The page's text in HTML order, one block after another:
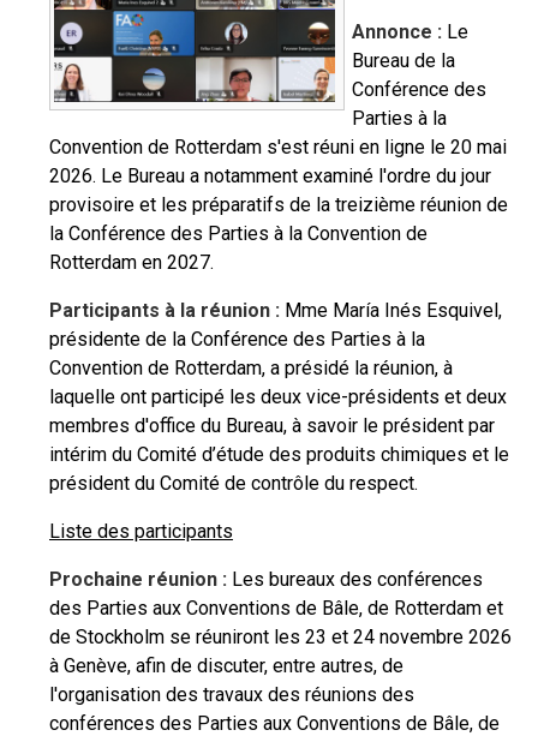
Annonce : Le
Bureau de la
Conférence des
Parties à la
Convention de Rotterdam s'est réuni en ligne le 20 mai
2026. Le Bureau a notamment examiné l'ordre du jour
provisoire et les préparatifs de la treizième réunion de
la Conférence des Parties à la Convention de
Rotterdam en 2027.
Participants à la réunion : Mme María Inés Esquivel,
présidente de la Conférence des Parties à la
Convention de Rotterdam, a présidé la réunion, à
laquelle ont participé les deux vice-présidents et deux
membres d'office du Bureau, à savoir le président par
intérim du Comité d’étude des produits chimiques et le
président du Comité de contrôle du respect.
Liste des participants
Prochaine réunion : Les bureaux des conférences
des Parties aux Conventions de Bâle, de Rotterdam et
de Stockholm se réuniront les 23 et 24 novembre 2026
à Genève, afin de discuter, entre autres, de
l'organisation des travaux des réunions des
conférences des Parties aux Conventions de Bâle, de